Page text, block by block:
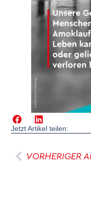
Jetzt Artikel teilen: